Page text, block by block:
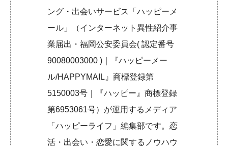
ング・出会いサービス「ハッピーメ
ール」（インターネット異性紹介事
業届出・福岡公安委員会( 認定番号
90080003000 )｜『ハッピーメー
ル/HAPPYMAIL』商標登録第
5150003号｜『ハッピー』商標登録
第6953061号）が運用するメディア
「ハッピーライフ」編集部です。恋
活・出会い・恋愛に関するノウハウ